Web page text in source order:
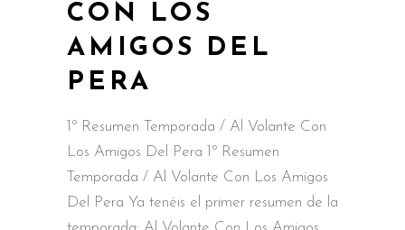
CON LOS
AMIGOS DEL
PERA
1º Resumen Temporada / Al Volante Con
Los Amigos Del Pera 1º Resumen
Temporada / Al Volante Con Los Amigos
Del Pera Ya tenéis el primer resumen de la